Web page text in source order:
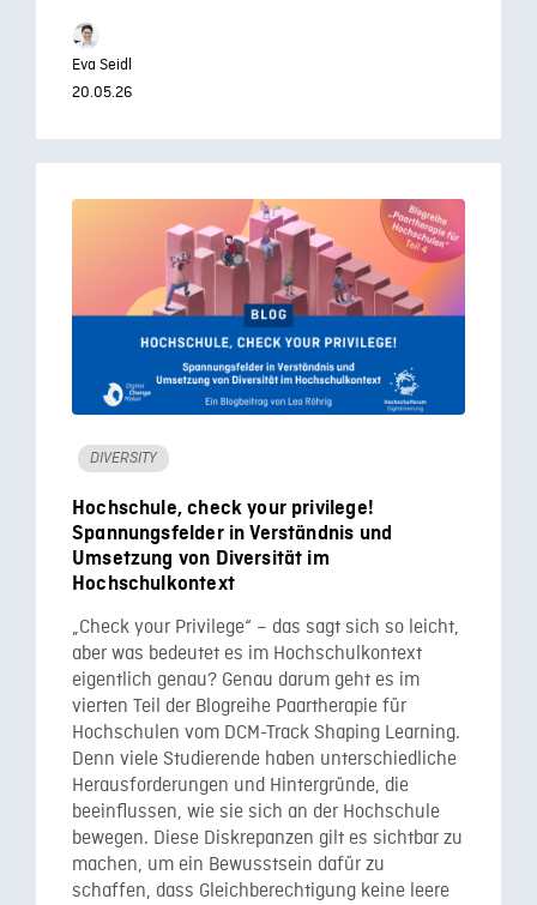
Eva Seidl
20.05.26
DIVERSITY
Hochschule, check your privilege!
Spannungsfelder in Verständnis und
Umsetzung von Diversität im
Hochschulkontext
„Check your Privilege“ – das sagt sich so leicht,
aber was bedeutet es im Hochschulkontext
eigentlich genau? Genau darum geht es im
vierten Teil der Blogreihe Paartherapie für
Hochschulen vom DCM-Track Shaping Learning.
Denn viele Studierende haben unterschiedliche
Herausforderungen und Hintergründe, die
beeinflussen, wie sie sich an der Hochschule
bewegen. Diese Diskrepanzen gilt es sichtbar zu
machen, um ein Bewusstsein dafür zu
schaffen, dass Gleichberechtigung keine leere